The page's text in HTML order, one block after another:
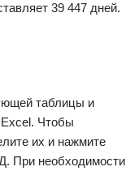
39 447 дней.
таблицы и
Excel. Чтобы
их и нажмите
При необходимости